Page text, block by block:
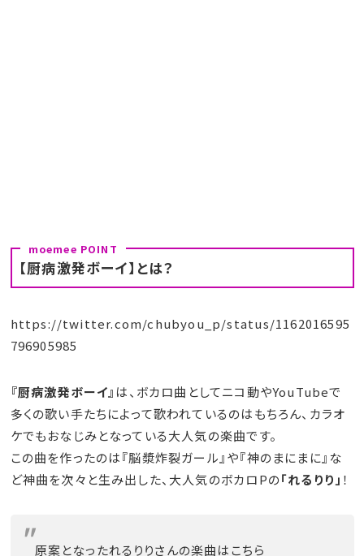
【厨病激発ボーイ】とは？
https://twitter.com/chubyou_p/status/1162016595
796905985
『厨病激発ボーイ』 は、ボカロ曲としてニコ動やYouTubeで
多くの歌い手たちによって歌われているのはもちろん、カラオ
ケでもおなじみとなっている大人気の楽曲です。
この曲を作ったのは『脳漿炸裂ガール』や『神のまにまに』な
ど神曲を次々と生み出した、大人気のボカロPの「れるりり」 ！
原案となったれるりりさんの楽曲はこちら